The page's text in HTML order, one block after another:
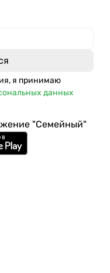
я принимаю
данных
"Семейный"